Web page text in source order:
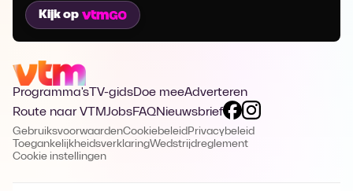
Kijk op
Programma's TV-gidsDoe meeAdverteren
Route naar VTMJobsFAQNieuwsbrief
GebruiksvoorwaardenCookiebeleid Privacybeleid
ToegankelijkheidsverklaringWedstrijdreglement
Cookie instellingen